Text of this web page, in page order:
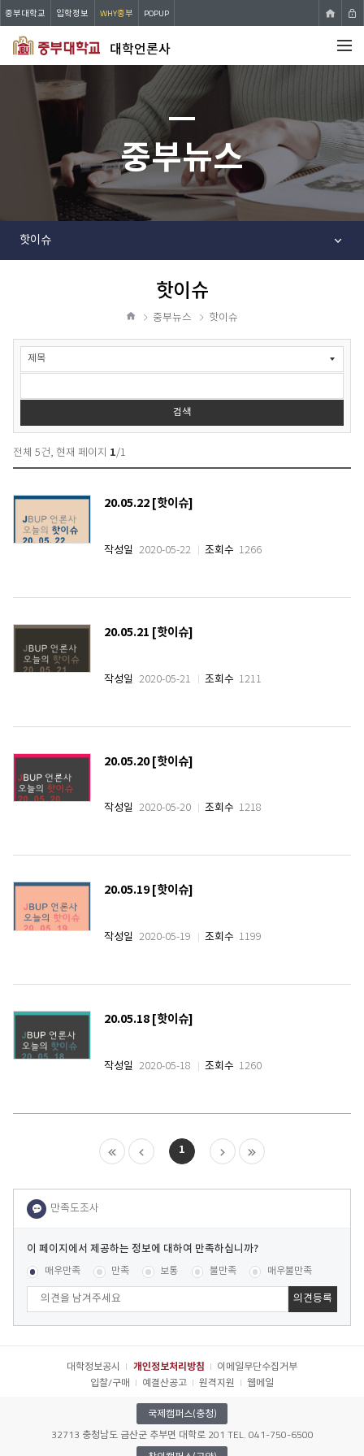
대학언론사
중부대학교 입학정보 WHY중부 POPUP
중부뉴스
핫이슈
핫이슈
중부뉴스 핫이슈
검
검색
전체 5건, 현재 페이지 1/1
20.05.22 [핫이슈]
작성일 2020-05-22 조회수 1266
20.05.21 [핫이슈]
작성일 2020-05-21 조회수 1211
20.05.20 [핫이슈]
작성일 2020-05-20 조회수 1218
20.05.19 [핫이슈]
작성일 2020-05-19 조회수 1199
20.05.18 [핫이슈]
작성일 2020-05-18 조회수 1260
1
이
페
이
에
서
콘텐츠 만족도 조사 [평균 .00 점 / 19 명 참여]
매우만족 만족 보통 불만족 매우불만족
대학정보공시 개인정보처리방침
이메일무단수집거부
입찰/구매
예결산공고 원격지원
웹메일
국제캠퍼스(충청)
32713 충청남도 금산군 추부면 대학로 201 TEL. 041-750-6500